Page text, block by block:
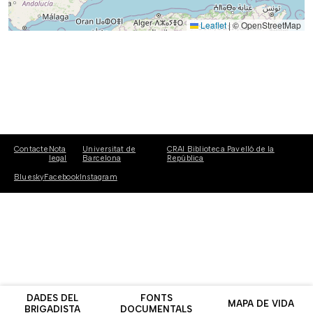
DADES DEL
BRIGADISTA
FONTS
DOCUMENTALS
MAPA DE VIDA
Leaflet|© OpenStreetMap
Contacte Nota
legal
Universitat de
Barcelona
CRAI Biblioteca Pavelló de la
República
BlueskyFacebookInstagram